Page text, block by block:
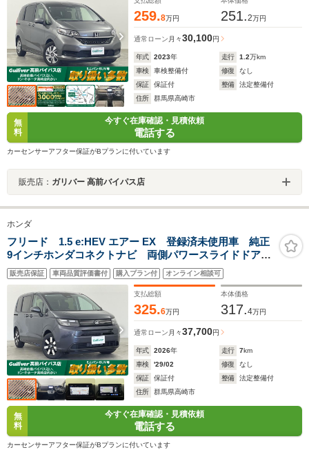
259.8万円 251.2万円
通常ローン 月々30,100円
年式 2023年 走行 1.2万km
車検
車検整備付 修復
なし
保証
保証付 整備
法定整備付
住所
群馬県高崎市
無
料
今すぐ在庫確認・見積依頼
電話する
カーセンサーアフター保証がBプランに付いています
販売店： ガリバー 高前バイパス店
ホンダ
フリード 1.5 e:HEV エアー EX 登録済未使用車 純正
9インチホンダコネクトナビ 両側パワースライドドア
ホンダセンシング BSM アダプティブクルーズコント
ロール リアクーラー シートヒーター ハーフレザー
シート LEDライト 禁煙
販売店保証 車両品質評価書付 購入プラン付 オンライン相談可
支払総額
325.6万円
本体価格
317.4万円
通常ローン 月々37,700円
年式 2026年 走行 7km
車検
'29/02 修復
なし
保証
保証付 整備
法定整備付
住所
群馬県高崎市
無
料
今すぐ在庫確認・見積依頼
電話する
カーセンサーアフター保証がBプランに付いています